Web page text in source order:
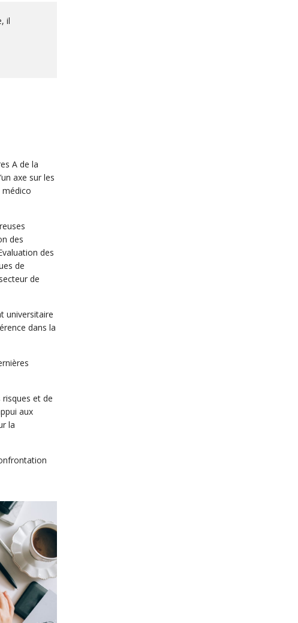
il
A de la
axe sur les
médico
des
des
de
de
universitaire
dans la
risques et de
aux
la